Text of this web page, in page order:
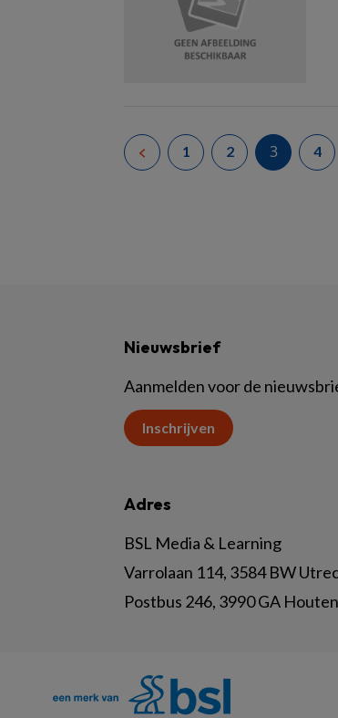
1 2 3 4
Nieuwsbrief
Aanmelden voor de
Inschrijven
Adres
BSL Media & Learning
Varrolaan 114, 3584 BW
Postbus 246, 3990 GA Houten